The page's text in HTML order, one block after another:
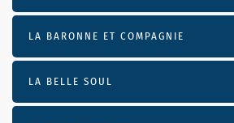
LA BARONNE ET COMPAGNIE
LA BELLE SOUL